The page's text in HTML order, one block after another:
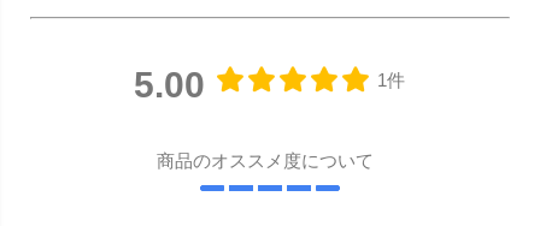
5.00 1件
商品のオススメ度について